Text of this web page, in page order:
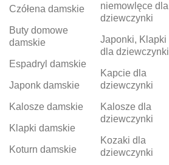
Czółena damskie
Buty domowe
damskie
Espadryl damskie
Japonk damskie
Kalosze damskie
Klapki damskie
Koturn damskie
niemowlęce dla
dziewczynki
Japonki, Klapki
dla dziewczynki
Kapcie dla
dziewczynki
Kalosze dla
dziewczynki
Kozaki dla
dziewczynki